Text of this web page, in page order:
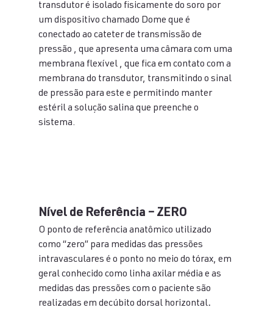
transdutor é isolado fisicamente do soro por
um dispositivo chamado Dome que é
conectado ao cateter de transmissão de
pressão , que apresenta uma câmara com uma
membrana flexível , que fica em contato com a
membrana do transdutor, transmitindo o sinal
de pressão para este e permitindo manter
estéril a solução salina que preenche o
sistema.
Nível de Referência – ZERO
O ponto de referência anatômico utilizado
como “zero” para medidas das pressões
intravasculares é o ponto no meio do tórax, em
geral conhecido como linha axilar média e as
medidas das pressões com o paciente são
realizadas em decúbito dorsal horizontal.